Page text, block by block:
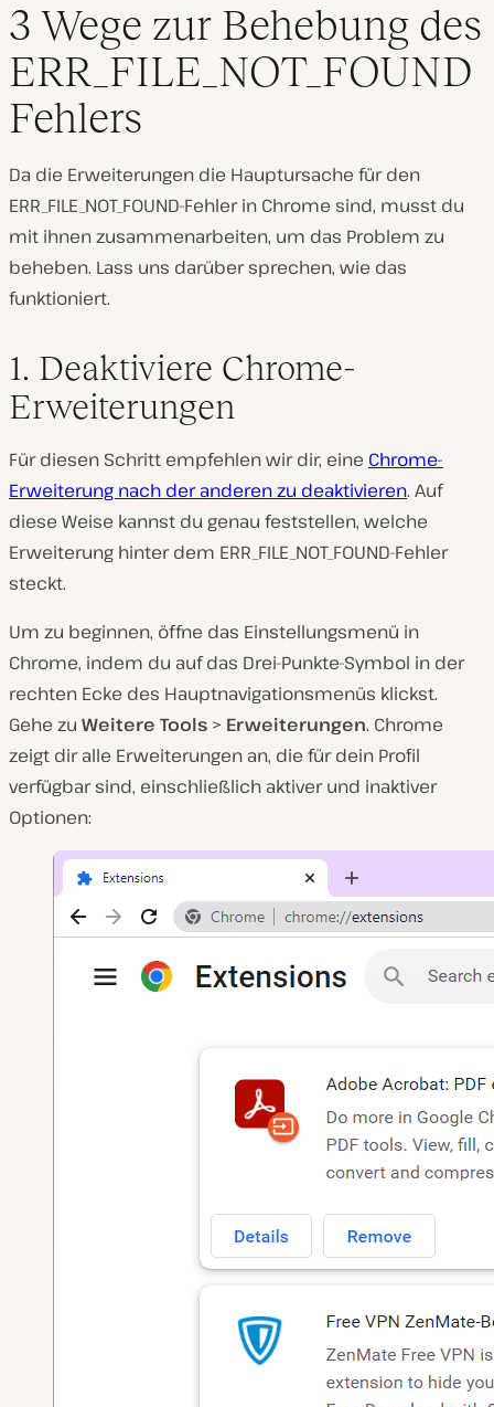
3 Wege zur Behebung des
ERR_FILE_NOT_FOUND
Fehlers
Da die Erweiterungen die Hauptursache für den
ERR_FILE_NOT_FOUND-Fehler in Chrome sind, musst du
mit ihnen zusammenarbeiten, um das Problem zu
beheben. Lass uns darüber sprechen, wie das
funktioniert.
1. Deaktiviere Chrome-
Erweiterungen
Für diesen Schritt empfehlen wir dir, eine Chrome-
Erweiterung nach der anderen zu deaktivieren. Auf
diese Weise kannst du genau feststellen, welche
Erweiterung hinter dem ERR_FILE_NOT_FOUND-Fehler
steckt.
Um zu beginnen, öffne das Einstellungsmenü in
Chrome, indem du auf das Drei-Punkte-Symbol in der
rechten Ecke des Hauptnavigationsmenüs klickst.
Gehe zu Weitere Tools > Erweiterungen. Chrome
zeigt dir alle Erweiterungen an, die für dein Profil
verfügbar sind, einschließlich aktiver und inaktiver
Optionen: